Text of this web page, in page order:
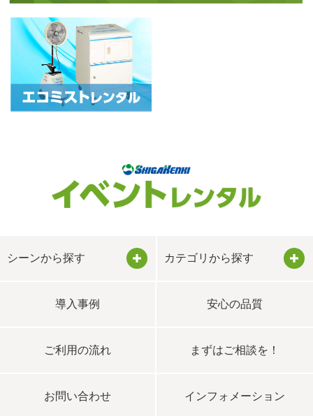
シーンから探す
春
夏
秋
カテゴリから探す
イベント用品
家電・日用品
事務用品
導入事例 安心の品質
ご利用の流れ まずはご相談を！
お問い合わせ インフォメーション